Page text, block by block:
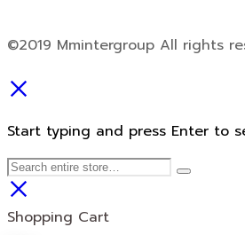
©2019 Mmintergroup All rights
Start typing and press Enter to
Shopping Cart